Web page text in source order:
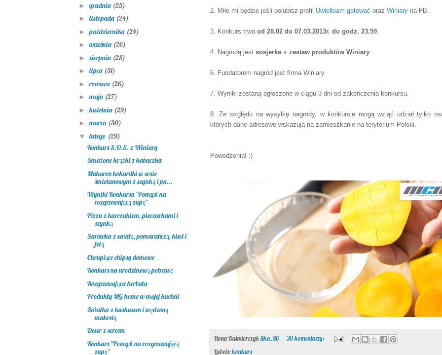
2. Miło mi będzie jeśli polubisz profil Uwielbiam gotować oraz Winiary na FB.
3. Konkurs trwaod 28.02 do 07.03.2013r. do godz. 23.59.
4. Nagrodą jest sosjerka + zestaw produktów Winiary.
6. Fundatorem nagród jest firma Winiary.
7. Wyniki zostaną ogłoszone w ciągu 3 dni od zakończenia konkursu.
8. Ze względu na wysyłkę nagrody, w konkursie mogą wziąć udział tylko
których dane adresowe wskazują na zamieszkanie na terytorium Polski.
Powodzenia! :)
Ilona Kuśmierczykilka_86
30 komentarzy:
Labels:konkurs
►grudnia (25)
► listopada (24)
►października (24)
► września (26)
►sierpnia (28)
► lipca (31)
►czerwca (26)
►maja (27)
►kwietnia (29)
►marca (30)
▼ lutego (29)
Konkurs S.O.S. z Winiary
Smażone krążki z kabaczka
Makaron kokardki w sosie
śmietanowym z szynką i pa...
Wyniki Konkursu "Pomysł na
rozgrzewającą zupę"
Pizza z kurczakiem, pieczarkami i
szynką
Surówka z sałatą, pomarańczą, kiwi i
fetą
Chrupiące chipsy domowe
Konkurs na urodzinową potrawę
Rozgrzewająca herbata
Produkty MG home w mojej kuchni
Sałatka z kuskusem i wędzoną
makrelą
Deser z sercem
Konkurs "Pomysł na rozgrzewającą
zupę"